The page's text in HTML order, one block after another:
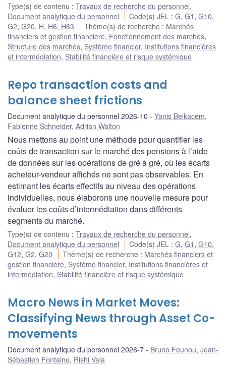
Type(s) de contenu : Travaux de recherche du personnel,
Document analytique du personnel
Code(s) JEL :G,G1 ,G10,
G2, G20, H, H6, H63 Thème(s) de recherche : Marchés
financiers et gestion financière, Fonctionnement des marchés,
Structure des marchés, Système financier, Institutions financières
et intermédiation, Stabilité financière et risque systémique
Repo transaction costs and
balance sheet frictions
Document analytique du personnel 2026-10 Yanis Belkacem,
Fabienne Schneider, Adrian Walton
Nous mettons au point une méthode pour quantifier les
coûts de transaction sur le marché des pensions à l’aide
de données sur les opérations de gré à gré, où les écarts
acheteur-vendeur affichés ne sont pas observables. En
estimant les écarts effectifs au niveau des opérations
individuelles, nous élaborons une nouvelle mesure pour
évaluer les coûts d’intermédiation dans différents
segments du marché.
Type(s) de contenu : Travaux de recherche du personnel,
Document analytique du personnel
Code(s) JEL :G,G1 ,G10,
G12, G2, G20 Thème(s) de recherche : Marchés financiers et
gestion financière, Système financier, Institutions financières et
intermédiation, Stabilité financière et risque systémique
Macro News in Market Moves:
Classifying News through Asset Co-
movements
Document analytique du personnel 2026-7 Bruno Feunou, Jean-
Sébastien Fontaine, Rishi Vala